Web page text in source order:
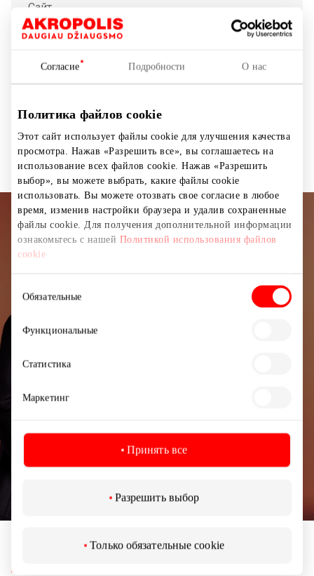
Согласие Подробности О нас
Политика файлов cookie
Этот сайт использует файлы cookie для улучшения качества
просмотра. Нажав «Разрешить все», вы соглашаетесь на
использование всех файлов cookie. Нажав «Разрешить
выбор», вы можете выбрать, какие файлы cookie
использовать. Вы можете отозвать свое согласие в любое
время, изменив настройки браузера и удалив сохраненные
файлы cookie. Для получения дополнительной информации
ознакомьтесь с нашей Политикой использования файлов
cookie
согласия
Обязательные
Функциональные
Статистика
Маркетинг
Принять все
Разрешить выбор
Только обязательные cookie
Сайт
https://lt.loccitane.com/
Показать на карте
Косметика и парфюмерия Магазины
Подписывайтесь на рассылку
Узнайте первыми о лучших предложениях,
мероприятиях и самой свежей информации от
Подписываясь на рассылку, вы подтверждаете,